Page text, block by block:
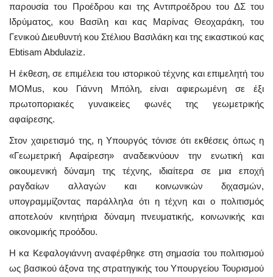
παρουσία του Προέδρου και της Αντιπροέδρου του ΔΣ του
Ιδρύματος, κου Βασίλη και κας Μαρίνας Θεοχαράκη, του
Γενικού Διευθυντή κου Στέλιου Βασιλάκη και της εικαστικού κας
Ebtisam Abdulaziz.
Η έκθεση, σε επιμέλεια του ιστορικού τέχνης και επιμελητή του
MOMus, κου Γιάννη Μπόλη, είναι αφιερωμένη σε έξι
πρωτοποριακές γυναικείες φωνές της γεωμετρικής
αφαίρεσης.
Στον χαιρετισμό της, η Υπουργός τόνισε ότι εκθέσεις όπως η
«Γεωμετρική Αφαίρεση» αναδεικνύουν την ενωτική και
οικουμενική δύναμη της τέχνης, ιδιαίτερα σε μια εποχή
ραγδαίων αλλαγών και κοινωνικών διχασμών,
υπογραμμίζοντας παράλληλα ότι η τέχνη και ο πολιτισμός
αποτελούν κινητήρια δύναμη πνευματικής, κοινωνικής και
οικονομικής προόδου.
Η κα Κεφαλογιάννη αναφέρθηκε στη σημασία του πολιτισμού
ως βασικού άξονα της στρατηγικής του Υπουργείου Τουρισμού